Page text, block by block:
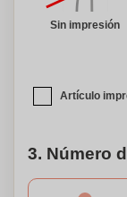
Sin impresión
Artículo
3. Número